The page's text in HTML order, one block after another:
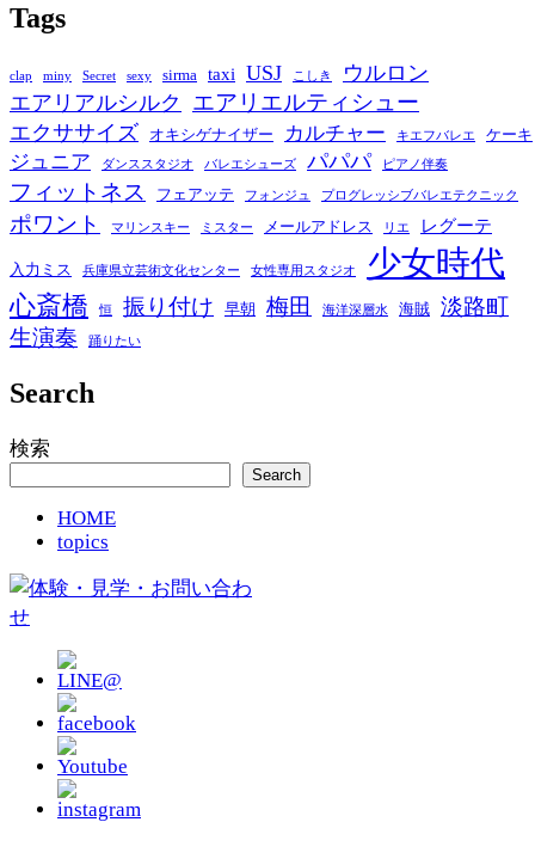
Tags
clap miny Secret sexy sirma taxi USJ こしき
ウルロン
エアリアルシルク
エアリエルティシュー
エクササイズ オキシゲナイザー カルチャー キエフバレエ ケーキ
ジュニア ダンススタジオ バレエシューズ パパパ ピアノ伴奏
フィットネス フェアッテ フォンジュ プログレッシブバレエテクニック
ポワント マリンスキー ミスター メールアドレス リエ レグーテ
入力ミス 兵庫県立芸術文化センター 女性専用スタジオ 少女時代
心斎橋 恒 振り付け 早朝 梅田 海洋深層水 海賊 淡路町
生演奏
踊りたい
Search
検索
Search
HOME
topics